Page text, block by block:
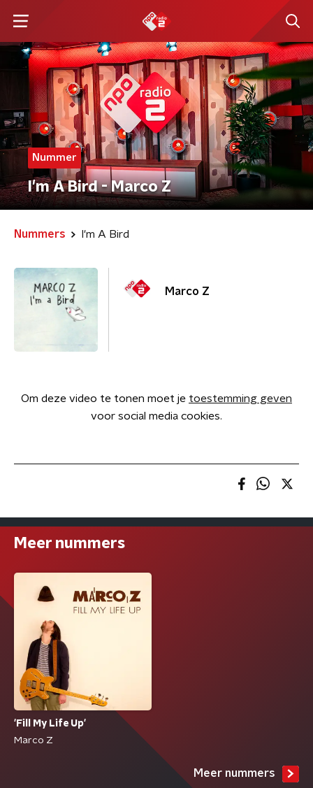
Nummer
I'm A Bird - Marco Z
Nummers I'm A Bird
Marco Z
Om deze video te tonen moet je toestemming geven
voor social media cookies.
Meer nummers
'Fill My Life Up'
Marco Z
Meer nummers